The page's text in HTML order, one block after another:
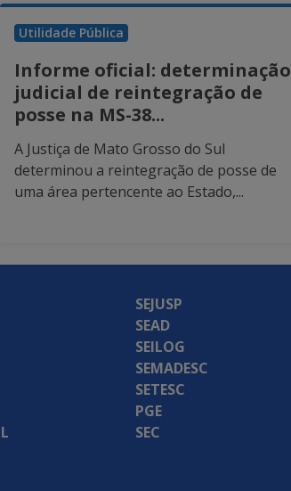
Utilidade Pública
Informe oficial: determinação
judicial de reintegração de
posse na MS-38...
A Justiça de Mato Grosso do Sul
determinou a reintegração de posse de
uma área pertencente ao Estado,...
SEJUSP
SEAD
SEILOG
SEMADESC
SETESC
PGE
SEC